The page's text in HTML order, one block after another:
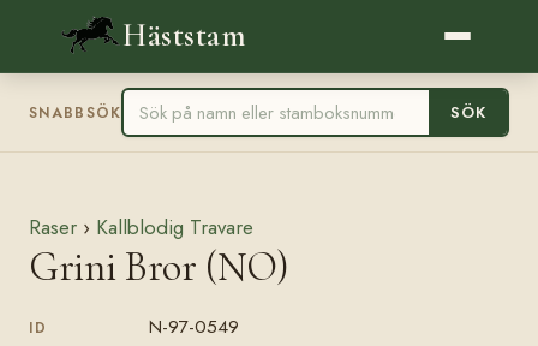
Häststam
SNABBSÖK SÖK
Raser › Kallblodig Travare
Grini Bror (NO)
ID N-97-0549